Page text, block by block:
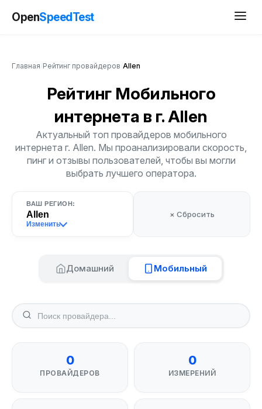
OpenSpeedTest
Главная Рейтинг провайдеров Allen
Рейтинг Мобильного
интернета в г. Allen
Актуальный топ провайдеров мобильного
интернета г. Allen. Мы проанализировали скорость,
пинг и отзывы пользователей, чтобы вы могли
выбрать лучшего оператора.
ВАШ РЕГИОН:
Allen
Изменить
× Сбросить
Домашний Мобильный
0
ПРОВАЙДЕРОВ
0
ИЗМЕРЕНИЙ